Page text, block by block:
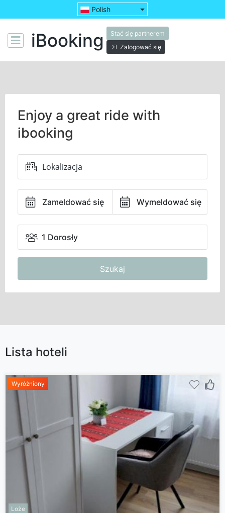
Polish
iBooking
Stać się partnerem
Zalogować się
Enjoy a great ride with
ibooking
Zameldować się Wymeldować się
1 Dorosły
Szukaj
Lista hoteli
Loże
Wyróżniony